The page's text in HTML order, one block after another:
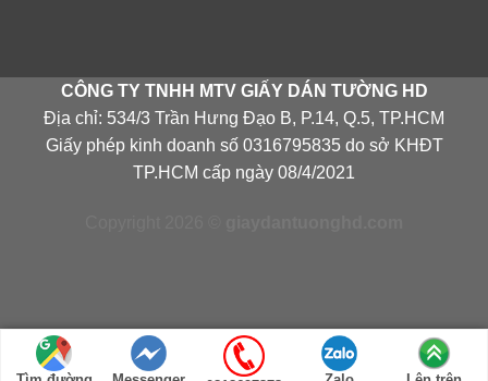
CÔNG TY TNHH MTV GIẤY DÁN TƯỜNG HD
Địa chỉ: 534/3 Trần Hưng Đạo B, P.14, Q.5, TP.HCM
Giấy phép kinh doanh số 0316795835 do sở KHĐT
TP.HCM cấp ngày 08/4/2021